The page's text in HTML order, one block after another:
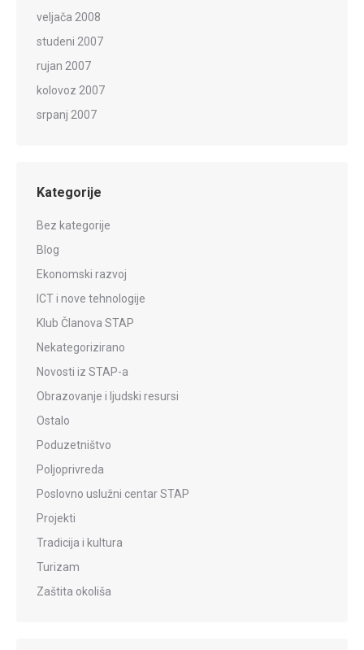
veljača 2008
studeni 2007
rujan 2007
kolovoz 2007
srpanj 2007
Kategorije
Bez kategorije
Blog
Ekonomski razvoj
ICT i nove tehnologije
Klub Članova STAP
Nekategorizirano
Novosti iz STAP-a
Obrazovanje i ljudski resursi
Ostalo
Poduzetništvo
Poljoprivreda
Poslovno uslužni centar STAP
Projekti
Tradicija i kultura
Turizam
Zaštita okoliša